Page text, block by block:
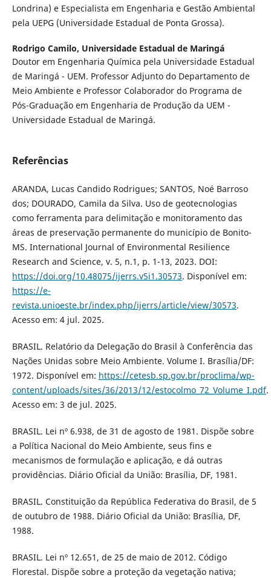
Londrina) e Especialista em Engenharia e Gestão Ambiental
pela UEPG (Universidade Estadual de Ponta Grossa).
Rodrigo Camilo, Universidade Estadual de Maringá
Doutor em Engenharia Química pela Universidade Estadual
de Maringá - UEM. Professor Adjunto do Departamento de
Meio Ambiente e Professor Colaborador do Programa de
Pós-Graduação em Engenharia de Produção da UEM -
Universidade Estadual de Maringá.
Referências
ARANDA, Lucas Candido Rodrigues; SANTOS, Noé Barroso
dos; DOURADO, Camila da Silva. Uso de geotecnologias
como ferramenta para delimitação e monitoramento das
áreas de preservação permanente do município de Bonito-
MS. International Journal of Environmental Resilience
Research and Science, v. 5, n.1, p. 1-13, 2023. DOI:
https://doi.org/10.48075/ijerrs.v5i1.30573. Disponível em:
https://e-
revista.unioeste.br/index.php/ijerrs/article/view/30573.
Acesso em: 4 jul. 2025.
BRASIL. Relatório da Delegação do Brasil à Conferência das
Nações Unidas sobre Meio Ambiente. Volume I. Brasília/DF:
1972. Disponível em: https://cetesb.sp.gov.br/proclima/wp-
content/uploads/sites/36/2013/12/estocolmo_72_Volume_I.pdf.
Acesso em: 3 de jul. 2025.
BRASIL. Lei nº 6.938, de 31 de agosto de 1981. Dispõe sobre
a Política Nacional do Meio Ambiente, seus fins e
mecanismos de formulação e aplicação, e dá outras
providências. Diário Oficial da União: Brasília, DF, 1981.
BRASIL. Constituição da República Federativa do Brasil, de 5
de outubro de 1988. Diário Oficial da União: Brasília, DF,
1988.
BRASIL. Lei nº 12.651, de 25 de maio de 2012. Código
Florestal. Dispõe sobre a proteção da vegetação nativa;